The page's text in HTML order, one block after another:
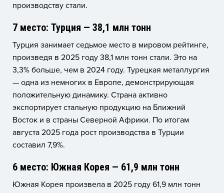
производству стали.
7 место: Турция — 38,1 млн тонн
Турция занимает седьмое место в мировом рейтинге,
произведя в 2025 году 38,1 млн тонн стали. Это на
3,3% больше, чем в 2024 году. Турецкая металлургия
— одна из немногих в Европе, демонстрирующая
положительную динамику. Страна активно
экспортирует стальную продукцию на Ближний
Восток и в страны Северной Африки. По итогам
августа 2025 года рост производства в Турции
составил 7,9%.
6 место: Южная Корея — 61,9 млн тонн
Южная Корея произвела в 2025 году 61,9 млн тонн